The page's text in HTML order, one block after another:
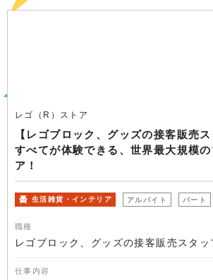
レゴ（R）ストア
【レゴブロック、グッズの接客販売
すべてが体験できる、世界最大規模の
ア！
生活雑貨・インテリア アルバイト パート
職種
レゴブロック、グッズの接客販売スタッ
仕事内容